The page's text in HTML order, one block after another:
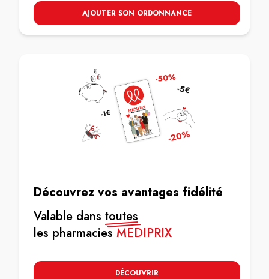
AJOUTER SON ORDONNANCE
Découvrez vos avantages fidélité
Valable dans toutes
les pharmacies MEDIPRIX
DÉCOUVRIR